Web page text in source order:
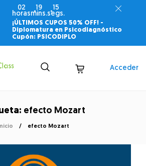
02
horas
19
mins.
14
segs.
¡ÚLTIMOS CUPOS 50% OFF! -
Diplomatura en Psicodiagnóstico
Cupón: PSICODIPLO
Acceder
efecto Mozart
Inicio efecto Mozart